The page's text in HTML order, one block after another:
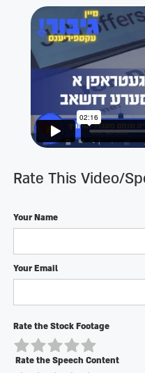
Rate This Video/
Your Name
Your Email
Rate the Stock Footage
Rate the Speech Content